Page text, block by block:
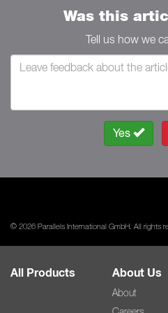
Was this
Tell us how we
Yes
© 2026 Parallels International GmbH. All rights
All Products About Us
About